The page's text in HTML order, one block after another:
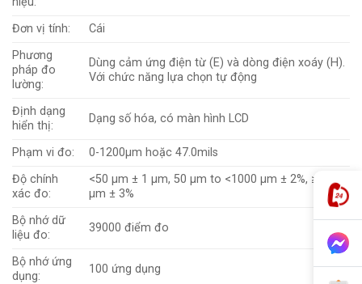
Đơn vị tính:
Cái
Phương
pháp đo
lường:
Dùng cảm ứng điện từ (E) và dòng điện xoáy (H).
Với chức năng lựa chọn tự động
Định dạng
hiển thị:
Dạng số hóa, có màn hình LCD
Phạm vi đo:
0-1200µm hoặc 47.0mils
Độ chính
xác đo:
<50 µm ± 1 µm, 50 µm to <1000 µm ± 2%, ≥ 1000
µm ± 3%
Bộ nhớ dữ
liệu đo:
39000 điểm đo
Bộ nhớ ứng
dụng:
100 ứng dụng